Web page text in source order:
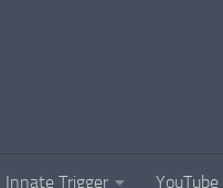
Innate Trigger YouTube